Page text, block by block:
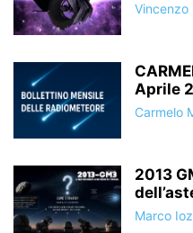
Vincenzo
Aprile
Carmelo
2013
Marco